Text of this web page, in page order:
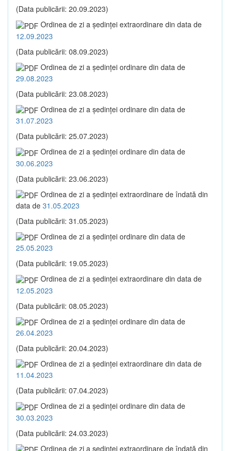
(Data publicării: 20.09.2023)
Ordinea de zi a şedinţei extraordinare din data de
12.09.2023
(Data publicării: 08.09.2023)
Ordinea de zi a şedinţei ordinare din data de
29.08.2023
(Data publicării: 23.08.2023)
Ordinea de zi a şedinţei ordinare din data de
31.07.2023
(Data publicării: 25.07.2023)
Ordinea de zi a şedinţei ordinare din data de
30.06.2023
(Data publicării: 23.06.2023)
Ordinea de zi a şedinţei extraordinare de îndată din
data de 31.05.2023
(Data publicării: 31.05.2023)
Ordinea de zi a şedinţei ordinare din data de
25.05.2023
(Data publicării: 19.05.2023)
Ordinea de zi a şedinţei extraordinare din data de
12.05.2023
(Data publicării: 08.05.2023)
Ordinea de zi a şedinţei ordinare din data de
26.04.2023
(Data publicării: 20.04.2023)
Ordinea de zi a şedinţei extraordinare din data de
11.04.2023
(Data publicării: 07.04.2023)
Ordinea de zi a şedinţei ordinare din data de
30.03.2023
(Data publicării: 24.03.2023)
Ordinea de zi a şedinţei extraordinare de îndată din